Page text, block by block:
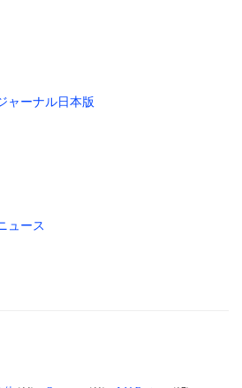
ャーナル日本版
ュース